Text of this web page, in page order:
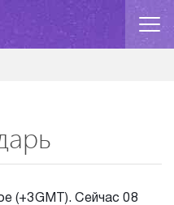
(+3GMT). Сейчас 08